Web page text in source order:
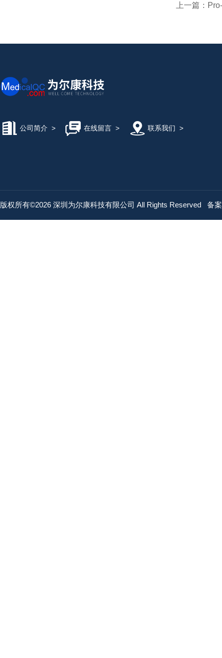
上一篇：
公司简介 > 在线留言> 联系我们 >
版权所有©2026 深圳为尔康科技有限公司 All Rights Reserved 备